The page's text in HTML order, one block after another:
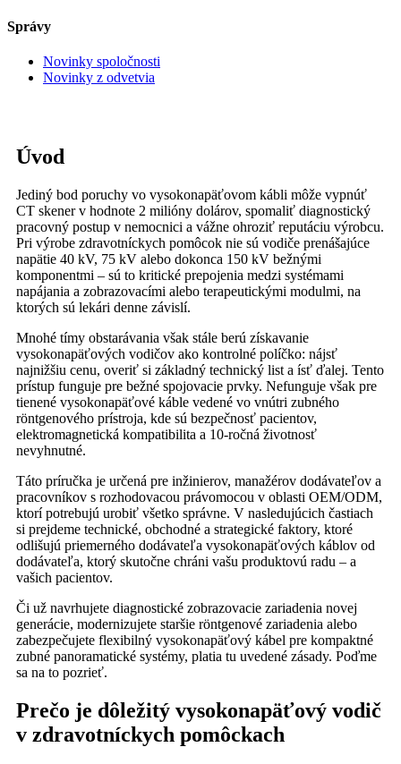
Správy
Novinky spoločnosti
Novinky z odvetvia
Úvod
Jediný bod poruchy vo vysokonapäťovom kábli môže vypnúť
CT skener v hodnote 2 milióny dolárov, spomaliť diagnostický
pracovný postup v nemocnici a vážne ohroziť reputáciu výrobcu.
Pri výrobe zdravotníckych pomôcok nie sú vodiče prenášajúce
napätie 40 kV, 75 kV alebo dokonca 150 kV bežnými
komponentmi – sú to kritické prepojenia medzi systémami
napájania a zobrazovacími alebo terapeutickými modulmi, na
ktorých sú lekári denne závislí.
Mnohé tímy obstarávania však stále berú získavanie
vysokonapäťových vodičov ako kontrolné políčko: nájsť
najnižšiu cenu, overiť si základný technický list a ísť ďalej. Tento
prístup funguje pre bežné spojovacie prvky. Nefunguje však pre
tienené vysokonapäťové káble vedené vo vnútri zubného
röntgenového prístroja, kde sú bezpečnosť pacientov,
elektromagnetická kompatibilita a 10-ročná životnosť
nevyhnutné.
Táto príručka je určená pre inžinierov, manažérov dodávateľov a
pracovníkov s rozhodovacou právomocou v oblasti OEM/ODM,
ktorí potrebujú urobiť všetko správne. V nasledujúcich častiach
si prejdeme technické, obchodné a strategické faktory, ktoré
odlišujú priemerného dodávateľa vysokonapäťových káblov od
dodávateľa, ktorý skutočne chráni vašu produktovú radu – a
vašich pacientov.
Či už navrhujete diagnostické zobrazovacie zariadenia novej
generácie, modernizujete staršie röntgenové zariadenia alebo
zabezpečujete flexibilný vysokonapäťový kábel pre kompaktné
zubné panoramatické systémy, platia tu uvedené zásady. Poďme
sa na to pozrieť.
Prečo je dôležitý vysokonapäťový vodič
v zdravotníckych pomôckach